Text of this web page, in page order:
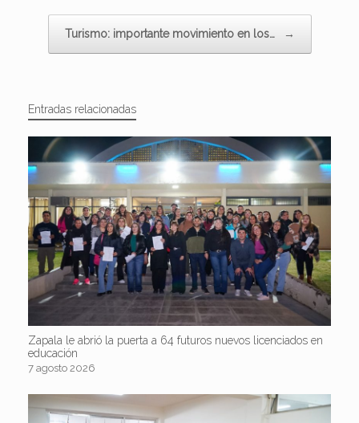
Turismo: importante movimiento en los… →
Entradas relacionadas
Zapala le abrió la puerta a 64 futuros nuevos licenciados en
educación
7 agosto 2026